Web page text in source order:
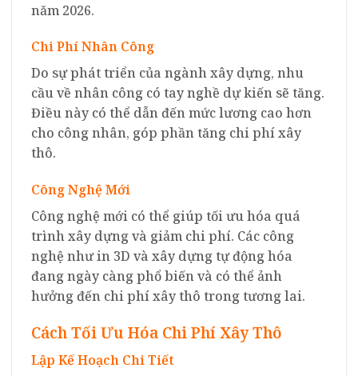
năm 2026.
Chi Phí Nhân Công
Do sự phát triển của ngành xây dựng, nhu
cầu về nhân công có tay nghề dự kiến sẽ tăng.
Điều này có thể dẫn đến mức lương cao hơn
cho công nhân, góp phần tăng chi phí xây
thô.
Công Nghệ Mới
Công nghệ mới có thể giúp tối ưu hóa quá
trình xây dựng và giảm chi phí. Các công
nghệ như in 3D và xây dựng tự động hóa
đang ngày càng phổ biến và có thể ảnh
hưởng đến chi phí xây thô trong tương lai.
Cách Tối Ưu Hóa Chi Phí Xây Thô
Lập Kế Hoạch Chi Tiết